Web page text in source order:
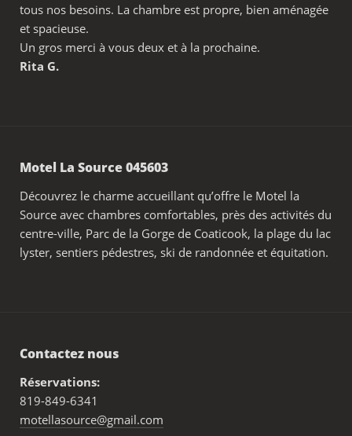
tous nos besoins. La chambre est propre, bien aménagée
et spacieuse.
Un gros merci à vous deux et à la prochaine.
Rita G.
Motel La Source 045603
Découvrez le charme accueillant qu’offre le Motel la
Source avec chambres comfortables, près des activités du
centre-ville, Parc de la Gorge de Coaticook, la plage du lac
lyster, sentiers pédestres, ski de randonnée et équitation.
Contactez nous
Réservations:
819-849-6341
motellasource@gmail.com